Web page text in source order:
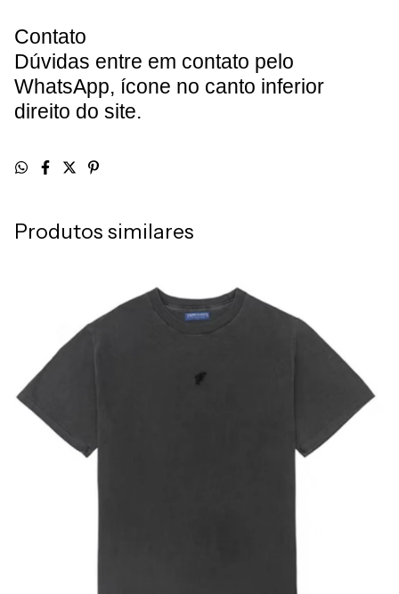
Contato
Dúvidas entre em contato pelo
WhatsApp, ícone no canto inferior
direito do site.
Produtos similares